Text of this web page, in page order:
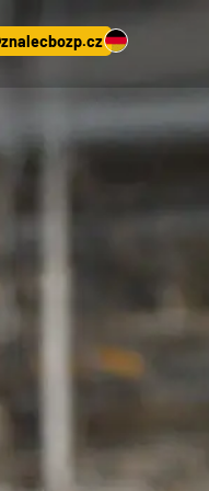
PL
znalecbozp.cz